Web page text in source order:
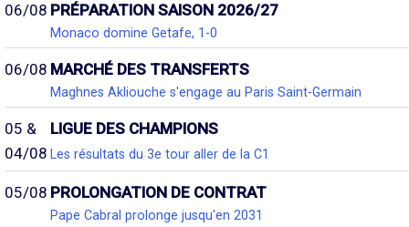
06/08 PRÉPARATION SAISON 2026/27
Monaco domine Getafe, 1-0
06/08 MARCHÉ DES TRANSFERTS
Maghnes Akliouche s'engage au Paris Saint-Germain
05 &
04/08
LIGUE DES CHAMPIONS
Les résultats du 3e tour aller de la C1
05/08 PROLONGATION DE CONTRAT
Pape Cabral prolonge jusqu'en 2031